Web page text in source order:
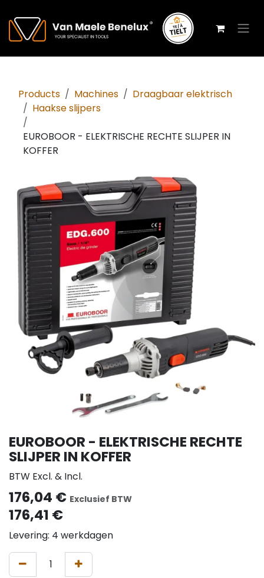
Products Machines
Draagbaar elektrisch
Haakse slijpers
EUROBOOR - ELEKTRISCHE RECHTE SLIJPER IN
KOFFER
EUROBOOR - ELEKTRISCHE RECHTE
SLIJPER IN KOFFER
BTW Excl. & Incl.
176,04 € Exclusief BTW
176,41 €
Levering: 4 werkdagen